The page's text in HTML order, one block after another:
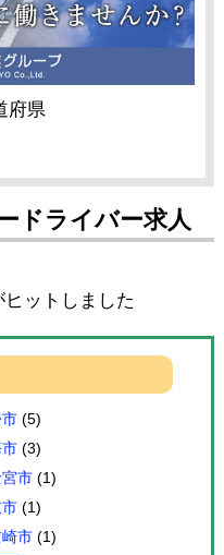
府県
ドライバー求人
ットしました
(5)
(3)
市 (1)
(1)
市 (1)